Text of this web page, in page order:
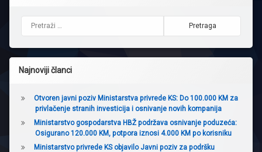
Najnoviji članci
Otvoren javni poziv Ministarstva privrede KS: Do 100.000 KM za
privlačenje stranih investicija i osnivanje novih kompanija
Ministarstvo gospodarstva HBŽ podržava osnivanje poduzeća:
Osigurano 120.000 KM, potpora iznosi 4.000 KM po korisniku
Ministarstvo privrede KS objavilo Javni poziv za podršku